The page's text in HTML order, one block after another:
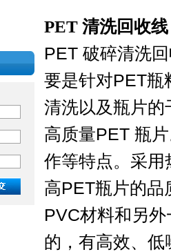
PET 清洗回收线
PET 破碎清洗
要是针对PET瓶
清洗以及瓶片的
高质量PET 瓶
作等特点。采用
高PET瓶片的品
PVC材料和另
的，有高效、